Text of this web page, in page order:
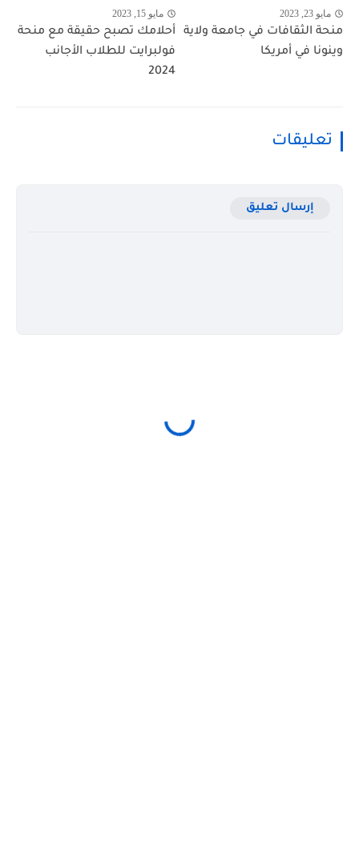
مايو 23, 2023
منحة الثقافات في جامعة ولاية
وينونا في أمريكا
مايو 15, 2023
أحلامك تصبح حقيقة مع منحة
فولبرايت للطلاب الأجانب
2024
تعليقات
إرسال تعليق